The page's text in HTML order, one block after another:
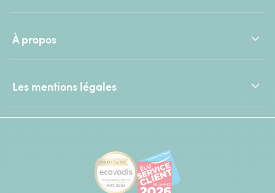
À propos
Les mentions légales